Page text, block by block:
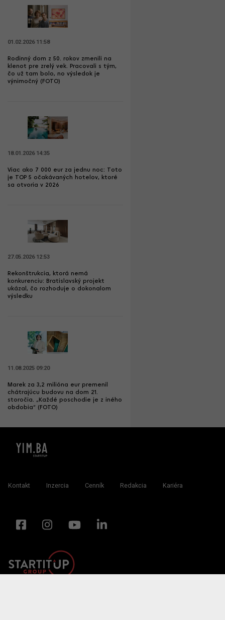
01.02.2026 11:58
Rodinný dom z 50. rokov zmenili na
klenot pre zrelý vek. Pracovali s tým,
čo už tam bolo, no výsledok je
výnimočný (FOTO)
18.01.2026 14:35
Viac ako 7 000 eur za jednu noc: Toto
je TOP 5 očakávaných hotelov, ktoré
sa otvoria v 2026
27.05.2026 12:53
Rekonštrukcia, ktorá nemá
konkurenciu: Bratislavský projekt
ukázal, čo rozhoduje o dokonalom
výsledku
11.08.2025 09:20
Marek za 3,2 milióna eur premenil
chátrajúcu budovu na dom 21.
storočia. „Každé poschodie je z iného
obdobia“ (FOTO)
Kontakt Inzercia Cenník Redakcia Kariéra